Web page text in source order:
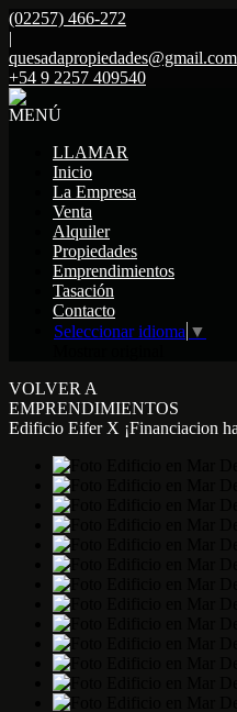
(02257) 466-272
|
quesadapropiedades@gmail.com
+54 9 2257 409540
MENÚ
LLAMAR
Inicio
La Empresa
Venta
Alquiler
Propiedades
Emprendimientos
Tasación
Contacto
Seleccionar idioma ▼
VOLVER A
EMPRENDIMIENTOS
Edificio Eifer X ¡Financiacion